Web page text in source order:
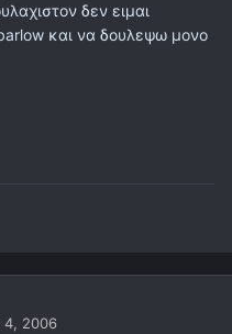
δεν ειμαι
και να δουλεψω μονο
4, 2006